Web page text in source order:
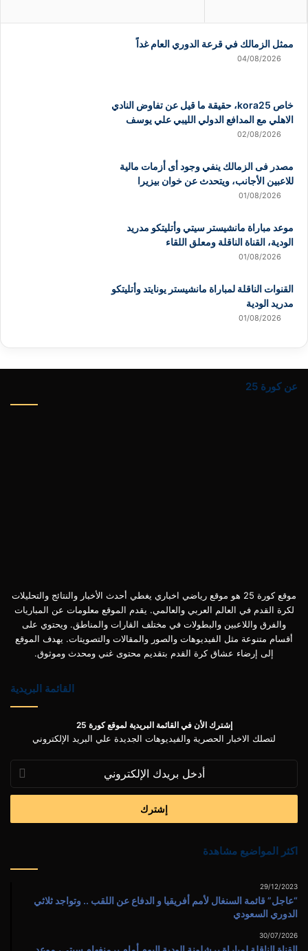
ممثل الزمالك في قرعة الدوري العام غداً
04/08/2026
خاص kora25، حقيقة ما قيل عن تفاوض النادي
الاهلي مع المدافع الدولي الليبي علي يوسف
02/08/2026
مصدر فى الزمالك ينفي وجود أى أزمات مالية
للاعبين الأجانب، ويتحدث عن خوان بيزيرا
01/08/2026
موعد مباراة مانشيستر سيتي وأتليتكو مدريد
الودية، القناة الناقلة ومعلق اللقاء
01/08/2026
القنوات الناقلة لمباراة مانشيستر يونايتد وأتليتكو
مدريد الودية
01/08/2026
عن كورة 25
موقع كورة 25 هو موقع رياضي اخباري يغطي أحدث الأخبار والنتائج والتحليلات
لكرة القدم في العالم العربي والعالمي. يقدم الموقع معلومات عن المباريات
والفرق واللاعبين والبطولات في مختلف القارات والمناطق. ويحتوي على
أقسام متنوعة مثل الفيديوهات والصور والمقالات والتصويتات. يهدف الموقع
إلى إرضاء عشاق كرة القدم بتقديم محتوى غني ومحدث وموثوق.
القائمة البريدية
إشترك الأن في القائمة البريدية لموقع كورة 25
لتصلك الاخبار الحصرية والفيديوهات الجديدة علي البريد الإلكتروني
الإلكتروني
اكثر المواضيع مشاهدة
29/12/2023
“عاجل” قائمة السنغال لأمم أفريقيا و الدفاع عن اللقب .. وتواجد ثلاثي
الدوري السعودي
30/07/2026